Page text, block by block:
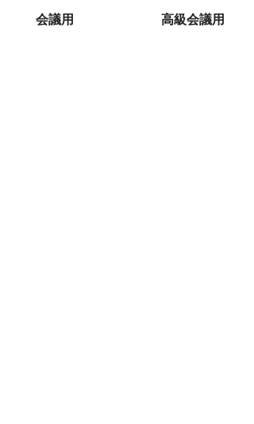
会議用 高級会議用